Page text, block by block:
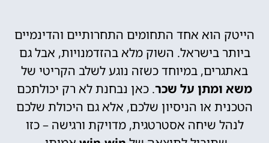
הייטק הוא אחד התחומים התחרותיים והדינמיים
ביותר בישראל. השוק מלא בהזדמנויות, אבל גם
באתגרים, במיוחד כשזה נוגע לשלב הקריטי של
משא ומתן על שכר. כאן נבחנת לא רק יכולתכם
הטכנית או הניסיון שלכם, אלא גם היכולת שלכם
לנהל שיחה אסטרטגית, מדויקת ורגישה – כזו